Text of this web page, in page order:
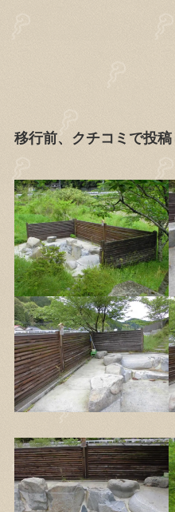
移行前、クチコミで投